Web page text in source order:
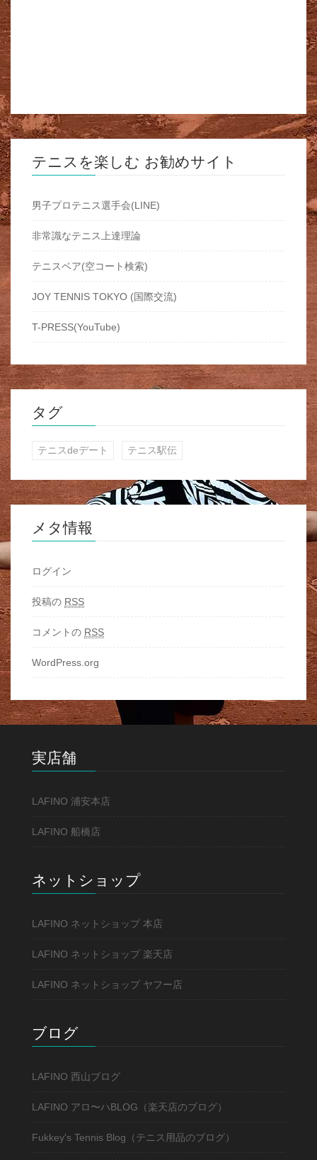
テニスを楽しむ お勧めサイト
男子プロテニス選手会(LINE)
非常識なテニス上達理論
テニスベア(空コート検索)
JOY TENNIS TOKYO (国際交流)
T-PRESS(YouTube)
タグ
テニスdeデート テニス駅伝
メタ情報
ログイン
投稿の RSS
コメントの RSS
WordPress.org
実店舗
LAFINO 浦安本店
LAFINO 船橋店
ネットショップ
LAFINO ネットショップ 本店
LAFINO ネットショップ 楽天店
LAFINO ネットショップ ヤフー店
ブログ
LAFINO 西山ブログ
LAFINO アロ〜ハBLOG（楽天店のブログ）
Fukkey's Tennis Blog（テニス用品のブログ）